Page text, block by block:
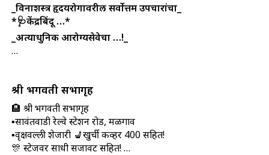
_विनाशस्त्र हृदयरोगावरील सर्वोत्तम उपचारांचा_
*🩺केंद्रबिंदू …*
_अत्याधुनिक आरोग्यसेवेचा …!_
…
श्री भगवती सभागृह
🏨 श्री भगवती सभागृह
▪सावंतवाडी रेल्वे स्टेशन रोड, मळगाव
▪वृक्षवल्ली शेजारी 💺खुर्ची कव्हर 400 सहित!
🎊 स्टेजवर साधी सजावट सहित! …